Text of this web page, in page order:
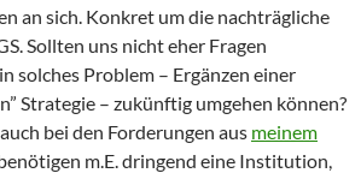
an sich. Konkret um die nachträgliche
Sollten uns nicht eher Fragen
solches Problem – Ergänzen einer
Strategie – zukünftig umgehen können?
bei den Forderungen aus meinem
m.E. dringend eine Institution,